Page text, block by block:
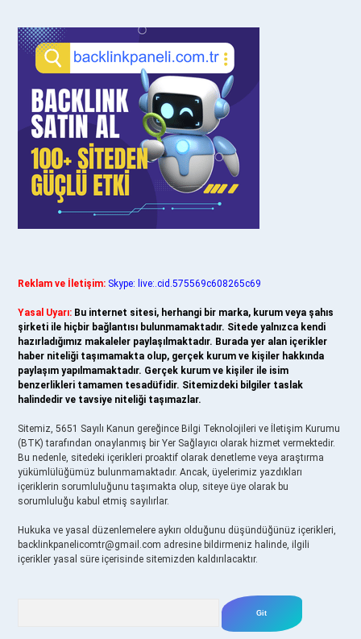
Reklam ve İletişim: Skype: live:.cid.575569c608265c69
Yasal Uyarı: Bu internet sitesi, herhangi bir marka, kurum veya şahıs
şirketi ile hiçbir bağlantısı bulunmamaktadır. Sitede yalnızca kendi
hazırladığımız makaleler paylaşılmaktadır. Burada yer alan içerikler
haber niteliği taşımamakta olup, gerçek kurum ve kişiler hakkında
paylaşım yapılmamaktadır. Gerçek kurum ve kişiler ile isim
benzerlikleri tamamen tesadüfidir. Sitemizdeki bilgiler taslak
halindedir ve tavsiye niteliği taşımazlar.
Sitemiz, 5651 Sayılı Kanun gereğince Bilgi Teknolojileri ve İletişim Kurumu
(BTK) tarafından onaylanmış bir Yer Sağlayıcı olarak hizmet vermektedir.
Bu nedenle, sitedeki içerikleri proaktif olarak denetleme veya araştırma
yükümlülüğümüz bulunmamaktadır. Ancak, üyelerimiz yazdıkları
içeriklerin sorumluluğunu taşımakta olup, siteye üye olarak bu
sorumluluğu kabul etmiş sayılırlar.
Hukuka ve yasal düzenlemelere aykırı olduğunu düşündüğünüz içerikleri,
backlinkpanelicomtr@gmail.com adresine bildirmeniz halinde, ilgili
içerikler yasal süre içerisinde sitemizden kaldırılacaktır.